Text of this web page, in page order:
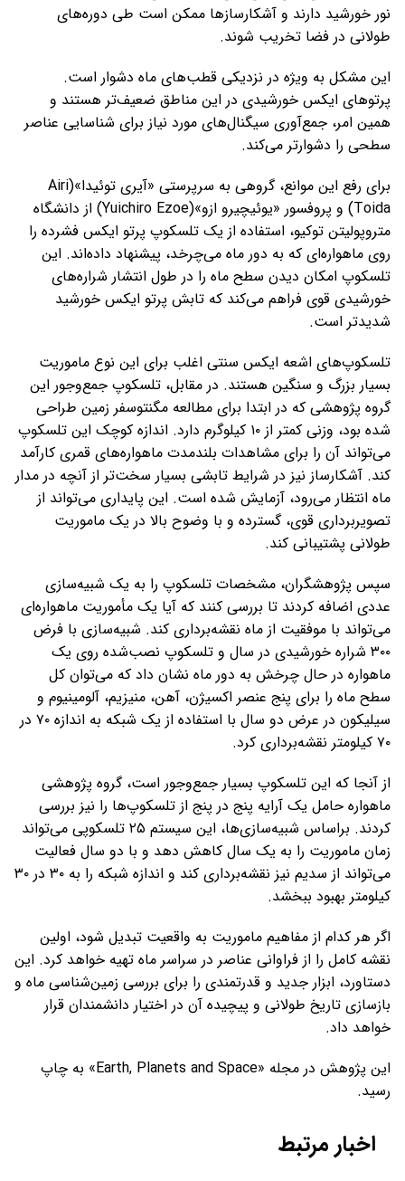
نور خورشید دارند و آشکارسازها ممکن است طی دوره‌های
طولانی در فضا تخریب شوند.
این مشکل به ویژه در نزدیکی قطب‌های ماه دشوار است.
پرتوهای ایکس خورشیدی در این مناطق ضعیف‌تر هستند و
همین امر، جمع‌آوری سیگنال‌های مورد نیاز برای شناسایی عناصر
سطحی را دشوارتر می‌کند.
برای رفع این موانع، گروهی به سرپرستی «آیری توئیدا»(Airi
Toida) و پروفسور «یوئیچیرو ازو»(Yuichiro Ezoe) از دانشگاه
متروپولیتن توکیو، استفاده از یک تلسکوپ پرتو ایکس فشرده را
روی ماهواره‌ای که به دور ماه می‌چرخد، پیشنهاد داده‌اند. این
تلسکوپ امکان دیدن سطح ماه را در طول انتشار شراره‌های
خورشیدی قوی فراهم می‌کند که تابش پرتو ایکس خورشید
شدیدتر است.
تلسکوپ‌های اشعه ایکس سنتی اغلب برای این نوع ماموریت
بسیار بزرگ و سنگین هستند. در مقابل، تلسکوپ جمع‌وجور این
گروه پژوهشی که در ابتدا برای مطالعه مگنتوسفر زمین طراحی
شده بود، وزنی کمتر از ۱۰ کیلوگرم دارد. اندازه کوچک این تلسکوپ
می‌تواند آن را برای مشاهدات بلندمدت ماهواره‌های قمری کارآمد
کند. آشکارساز نیز در شرایط تابشی بسیار سخت‌تر از آنچه در مدار
ماه انتظار می‌رود، آزمایش شده است. این پایداری می‌تواند از
تصویربرداری قوی، گسترده و با وضوح بالا در یک ماموریت
طولانی پشتیبانی کند.
سپس پژوهشگران، مشخصات تلسکوپ را به یک شبیه‌سازی
عددی اضافه کردند تا بررسی کنند که آیا یک مأموریت ماهواره‌ای
می‌تواند با موفقیت از ماه نقشه‌برداری کند. شبیه‌سازی با فرض
۳۰۰ شراره خورشیدی در سال و تلسکوپ نصب‌شده روی یک
ماهواره در حال چرخش به دور ماه نشان داد که می‌توان کل
سطح ماه را برای پنج عنصر اکسیژن، آهن، منیزیم، آلومینیوم و
سیلیکون در عرض دو سال با استفاده از یک شبکه به اندازه ۷۰ در
۷۰ کیلومتر نقشه‌برداری کرد.
از آنجا که این تلسکوپ بسیار جمع‌وجور است، گروه پژوهشی
ماهواره‌ حامل یک آرایه‌ پنج در پنج از تلسکوپ‌ها را نیز بررسی
کردند. براساس شبیه‌سازی‌ها، این سیستم ۲۵ تلسکوپی می‌تواند
زمان ماموریت را به یک سال کاهش دهد و با دو سال فعالیت
می‌تواند از سدیم نیز نقشه‌برداری کند و اندازه شبکه را به ۳۰ در ۳۰
کیلومتر بهبود ببخشد.
اگر هر کدام از مفاهیم ماموریت به واقعیت تبدیل شود، اولین
نقشه کامل را از فراوانی عناصر در سراسر ماه تهیه خواهد کرد. این
دستاورد، ابزار جدید و قدرتمندی را برای بررسی زمین‌شناسی ماه و
بازسازی تاریخ طولانی و پیچیده آن در اختیار دانشمندان قرار
خواهد داد.
این پژوهش در مجله «Earth, Planets and Space» به چاپ
رسید.
اخبار مرتبط